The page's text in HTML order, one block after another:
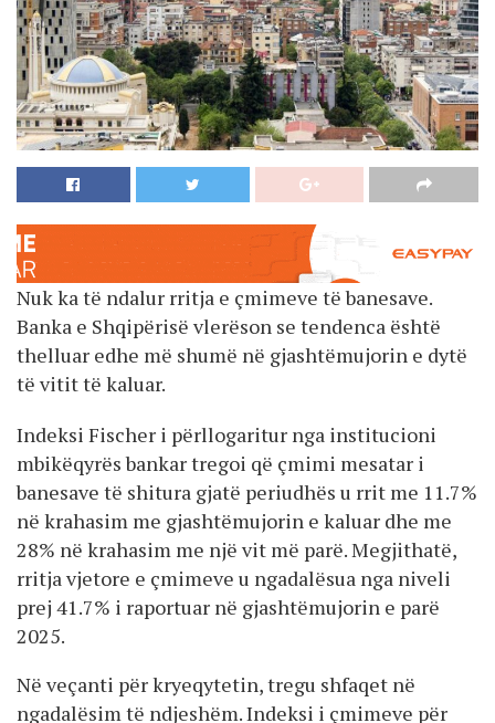
Nuk ka të ndalur rritja e çmimeve të banesave.
Banka e Shqipërisë vlerëson se tendenca është
thelluar edhe më shumë në gjashtëmujorin e dytë
të vitit të kaluar.
Indeksi Fischer i përllogaritur nga institucioni
mbikëqyrës bankar tregoi që çmimi mesatar i
banesave të shitura gjatë periudhës u rrit me 11.7%
në krahasim me gjashtëmujorin e kaluar dhe me
28% në krahasim me një vit më parë. Megjithatë,
rritja vjetore e çmimeve u ngadalësua nga niveli
prej 41.7% i raportuar në gjashtëmujorin e parë
2025.
Në veçanti për kryeqytetin, tregu shfaqet në
ngadalësim të ndjeshëm. Indeksi i çmimeve për